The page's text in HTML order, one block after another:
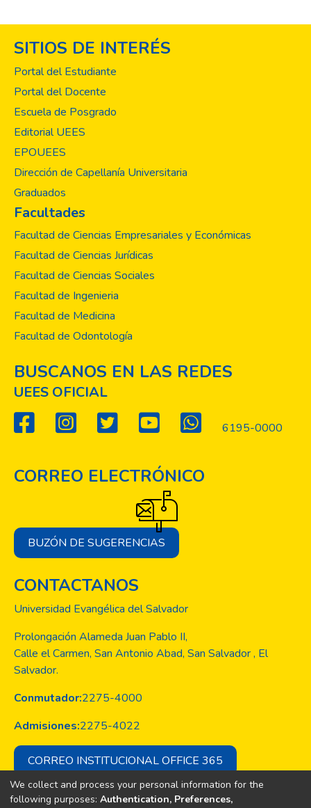
SITIOS DE INTERÉS
Portal del Estudiante
Portal del Docente
Escuela de Posgrado
Editorial UEES
EPOUEES
Dirección de Capellanía Universitaria
Graduados
Facultades
Facultad de Ciencias Empresariales y Económicas
Facultad de Ciencias Jurídicas
Facultad de Ciencias Sociales
Facultad de Ingenieria
Facultad de Medicina
Facultad de Odontología
BUSCANOS EN LAS REDES
UEES OFICIAL
6195-0000
CORREO ELECTRÓNICO
BUZÓN DE SUGERENCIAS
CONTACTANOS
Universidad Evangélica del Salvador
Prolongación Alameda Juan Pablo II,
Calle el Carmen, San Antonio Abad, San Salvador , El
Salvador.
Conmutador:2275-4000
Admisiones:2275-4022
CORREO INSTITUCIONAL OFFICE 365
We collect and process your personal information for the
following purposes: Authentication, Preferences,